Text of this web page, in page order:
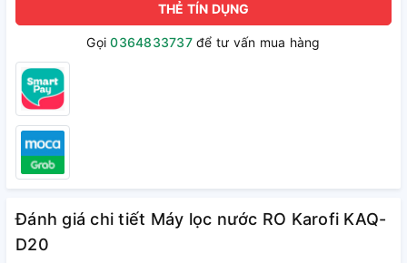
THẺ TÍN DỤNG
Gọi0364833737để tư vấn mua hàng
Đánh giá chi tiết Máy lọc nước RO Karofi KAQ-
D20